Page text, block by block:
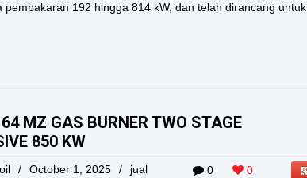
pembakaran 192 hingga 814 kW, dan telah dirancang untuk
MZ GAS BURNER TWO STAGE
850 KW
0 0
/ October 1, 2025 /
jual